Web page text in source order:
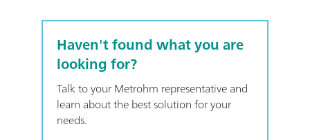
Haven't found what you are
looking for?
Talk to your Metrohm representative and
learn about the best solution for your
needs.